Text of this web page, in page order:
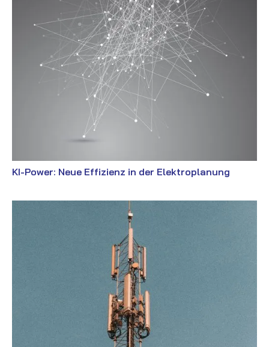
KI-Power: Neue Effizienz in der Elektroplanung